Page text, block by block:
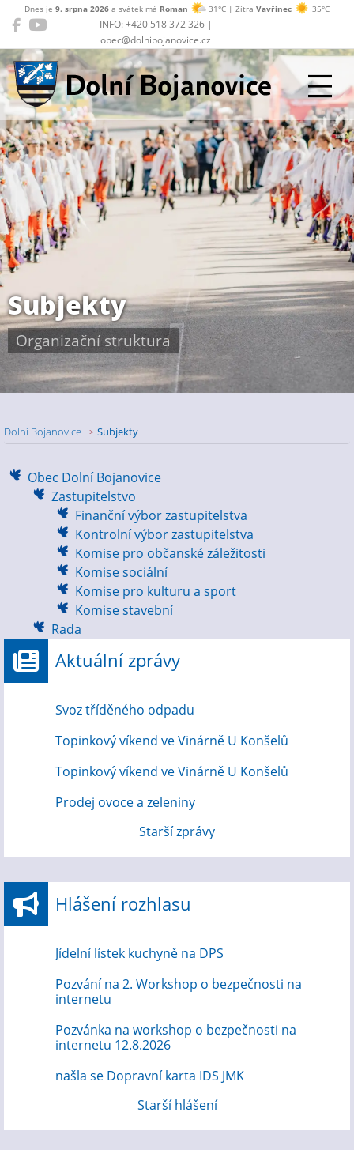
INFO: +420 518 372 326 |
obec@dolnibojanovice.cz
Dnes je 9. srpna 2026 a svátek má Roman 31°C | Zítra Vavřinec 35°C
Dolní Bojanovice
Subjekty
Organizační struktura
Dolní Bojanovice Subjekty
Obec Dolní Bojanovice
Zastupitelstvo
Finanční výbor zastupitelstva
Kontrolní výbor zastupitelstva
Komise pro občanské záležitosti
Komise sociální
Komise pro kulturu a sport
Komise stavební
Rada
Aktuální zprávy
Svoz tříděného odpadu
Topinkový víkend ve Vinárně U Konšelů
Topinkový víkend ve Vinárně U Konšelů
Prodej ovoce a zeleniny
Starší zprávy
Hlášení rozhlasu
Jídelní lístek kuchyně na DPS
Pozvání na 2. Workshop o bezpečnosti na
internetu
Pozvánka na workshop o bezpečnosti na
internetu 12.8.2026
našla se Dopravní karta IDS JMK
Starší hlášení